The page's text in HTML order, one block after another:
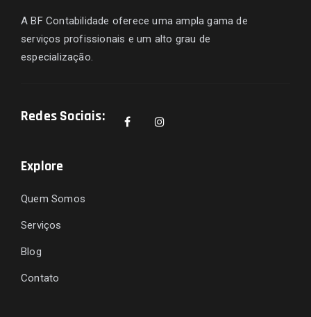
A BF Contabilidade oferece uma ampla gama de
serviços profissionais e um alto grau de
especialização.
Redes Sociais:
Explore
Quem Somos
Serviços
Blog
Contato